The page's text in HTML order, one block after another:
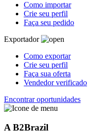
Como importar
Crie seu perfil
Faça seu pedido
Exportador
Como exportar
Crie seu perfil
Faça sua oferta
Vendedor verificado
Encontrar oportunidades
A B2Brazil